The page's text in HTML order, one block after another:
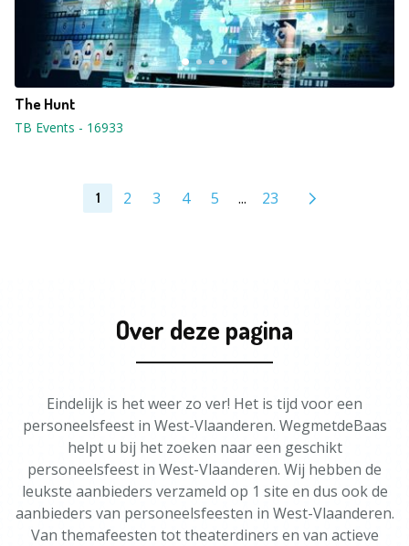
The Hunt
TB Events - 16933
1 2 3 4 5 ... 23
Over deze pagina
Eindelijk is het weer zo ver! Het is tijd voor een
personeelsfeest in West-Vlaanderen. WegmetdeBaas
helpt u bij het zoeken naar een geschikt
personeelsfeest in West-Vlaanderen. Wij hebben de
leukste aanbieders verzameld op 1 site en dus ook de
aanbieders van personeelsfeesten in West-Vlaanderen.
Van themafeesten tot theaterdiners en van actieve